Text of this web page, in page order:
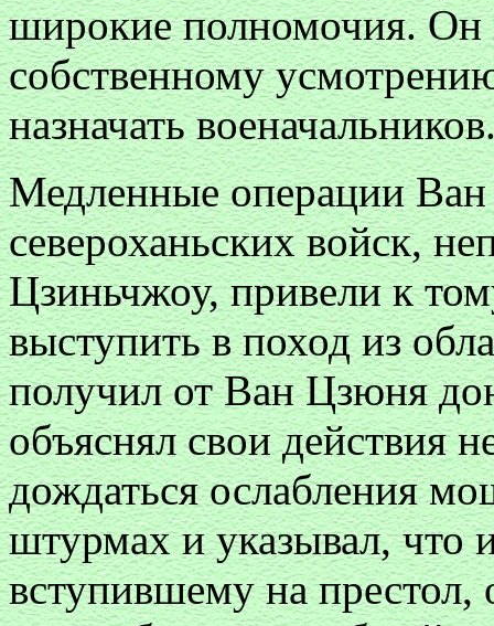
широкие полномочия. Он
собственному
назначать
Медленные операции
североханьских войск,
Цзиньчжоу, привели к
выступить в поход из
получил от Ван Цзюня
объяснял свои действия
дождаться ослабления
штурмах и указывал, что
вступившему на престол,